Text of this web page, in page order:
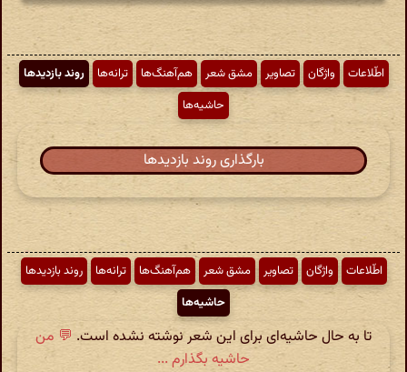
اطّلاعات واژگان تصاویر مشق شعر هم‌آهنگ‌ها ترانه‌ها
روند بازدیدها
حاشیه‌ها
بارگذاری روند بازدیدها
اطّلاعات واژگان تصاویر مشق شعر هم‌آهنگ‌ها ترانه‌ها
روند بازدیدها
حاشیه‌ها
تا به حال حاشیه‌ای برای این شعر نوشته نشده است. 💬 من
حاشیه بگذارم ...